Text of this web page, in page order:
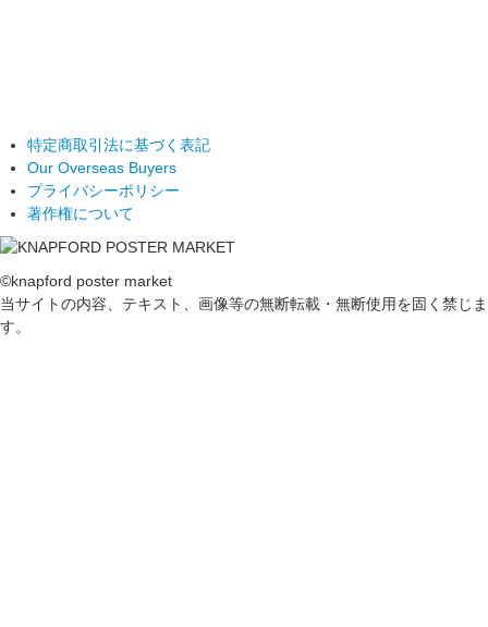
特定商取引法に基づく表記
Our Overseas Buyers
プライバシーポリシー
著作権について
©knapford poster market
当サイトの内容、テキスト、画像等の無断転載・無断使用を固く禁じま
す。